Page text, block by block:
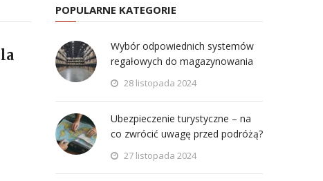
POPULARNE KATEGORIE
Wybór odpowiednich systemów
regałowych do magazynowania
28 listopada 2024
Ubezpieczenie turystyczne – na
co zwrócić uwagę przed podróżą?
27 listopada 2024